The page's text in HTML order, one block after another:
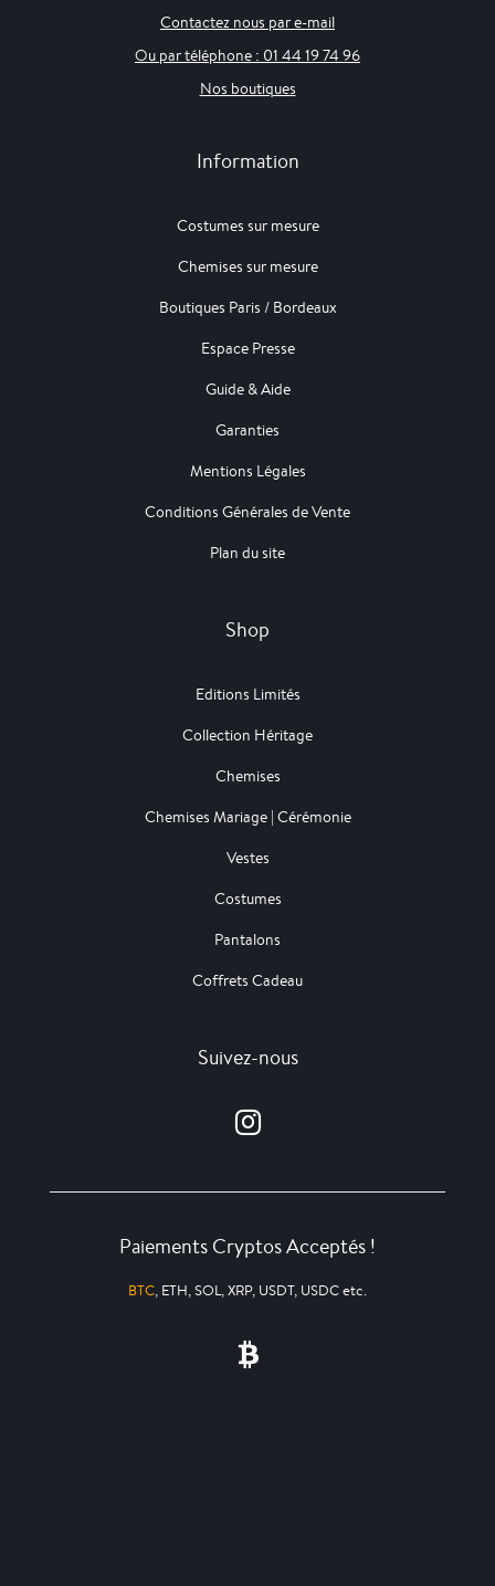
Contactez nous par e-mail
Ou par téléphone : 01 44 19 74 96
Nos boutiques
Information
Costumes sur mesure
Chemises sur mesure
Boutiques Paris / Bordeaux
Espace Presse
Guide & Aide
Garanties
Mentions Légales
Conditions Générales de Vente
Plan du site
Shop
Editions Limités
Collection Héritage
Chemises
Chemises Mariage | Cérémonie
Vestes
Costumes
Pantalons
Coffrets Cadeau
Suivez-nous
Paiements Cryptos Acceptés !
BTC, ETH, SOL, XRP, USDT, USDC etc.